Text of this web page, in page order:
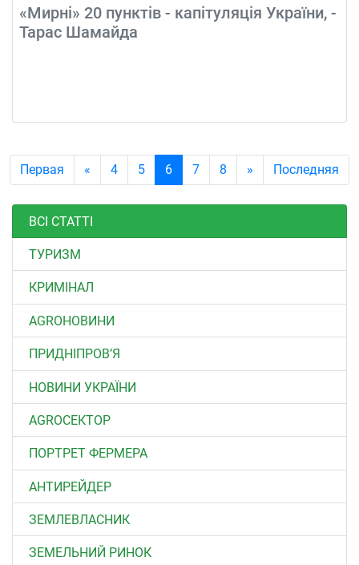
«Мирні» 20 пунктів - капітуляція України, -
Тарас Шамайда
Первая « 4 5 6(current)
7 8 » Последняя
ВСІ СТАТТІ
ТУРИЗМ
КРИМІНАЛ
AGROНОВИНИ
ПРИДНІПРОВ’Я
НОВИНИ УКРАЇНИ
АGROСЕКТОР
ПОРТРЕТ ФЕРМЕРА
АНТИРЕЙДЕР
ЗЕМЛЕВЛАСНИК
ЗЕМЕЛЬНИЙ РИНОК